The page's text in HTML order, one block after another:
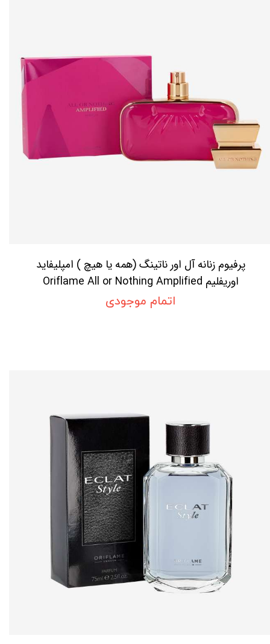
پرفیوم زنانه آل اور ناتینگ (همه یا هیچ ) امپلیفاید
اوریفلیم Oriflame All or Nothing Amplified
perfume
اتمام موجودی